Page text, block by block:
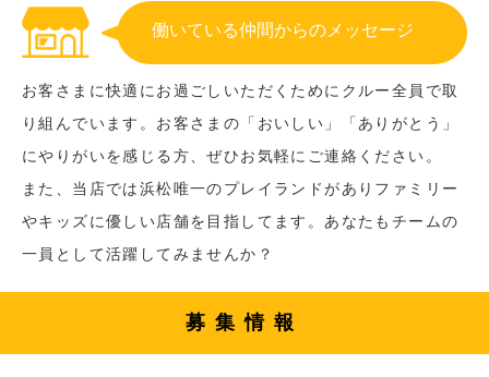
働いている仲間からのメッセージ
お客さまに快適にお過ごしいただくためにクルー全員で取
り組んでいます。お客さまの「おいしい」「ありがとう」
にやりがいを感じる方、ぜひお気軽にご連絡ください。
また、当店では浜松唯一のプレイランドがありファミリー
やキッズに優しい店舗を目指してます。あなたもチームの
一員として活躍してみませんか？
募集情報